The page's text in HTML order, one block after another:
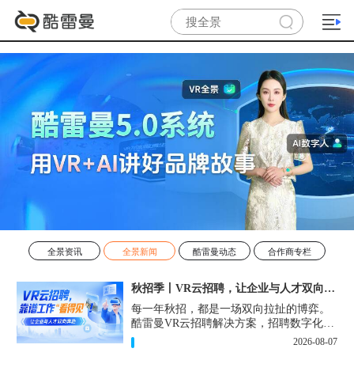
全景资讯 全景新闻 酷雷曼动态 合作商专栏
秋招季丨VR云招聘，让企业与人才双向奔赴！
每一年秋招，都是一场双向拉扯的博弈。
酷雷曼VR云招聘解决方案，招聘数字化的
实用工具，告别“信息博弈”，真正实现企
业与人才双向奔赴。
2026-08-07